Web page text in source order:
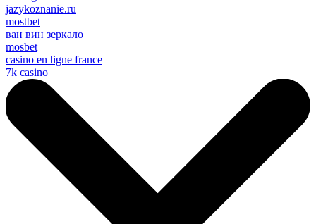
jazykoznanie.ru
mostbet
ван вин зеркало
mosbet
casino en ligne france
7k casino